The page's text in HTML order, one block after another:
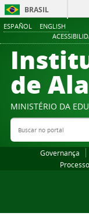
ESPAÑOL ENGLISH
BRASIL
de
MINISTÉRIO DA
Buscar no portal
Governança